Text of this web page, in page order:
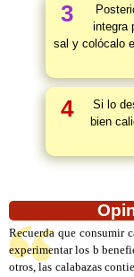
3
integra
sal y colócalo
4
Si lo
bien
Recuerda que consumir
experimentar los b
otros, las calabazas